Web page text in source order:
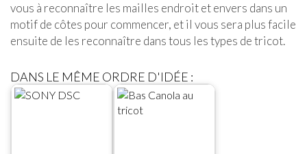
vous à reconnaître les mailles endroit et envers dans un
motif de côtes pour commencer, et il vous sera plus facile
ensuite de les reconnaître dans tous les types de tricot.
DANS LE MÊME ORDRE D'IDÉE :